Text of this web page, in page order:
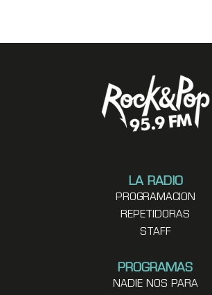
LA RADIO
PROGRAMACION
REPETIDORAS
STAFF
PROGRAMAS
NADIE NOS PARA